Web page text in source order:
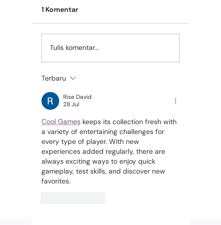
Seberapa Efektif GS-
441524 untuk
Kucing?
1 Komentar
Tulis komentar...
Terbaru
Rise David
28 Jul
Cool Games keeps its collection fresh with
a variety of entertaining challenges for
every type of player. With new
experiences added regularly, there are
always exciting ways to enjoy quick
gameplay, test skills, and discover new
favorites.